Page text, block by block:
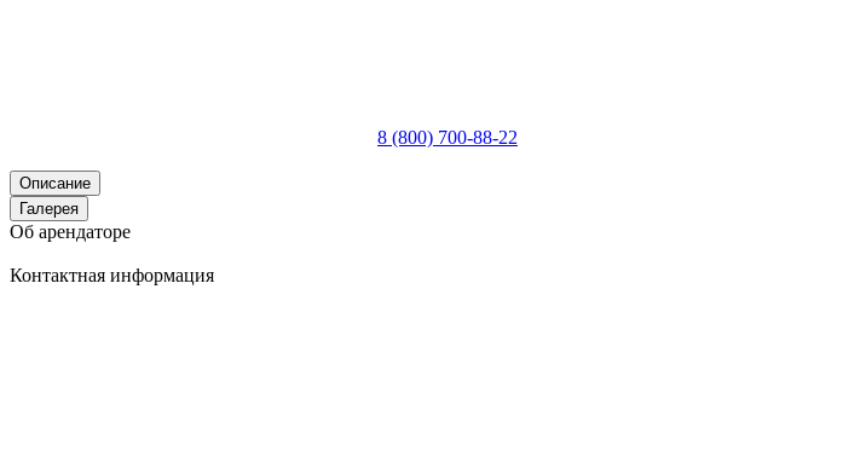
8 (800) 700-88-22
Описание
Галерея
Об арендаторе
Контактная информация